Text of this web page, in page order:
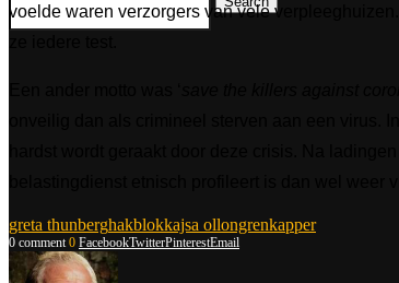
voelde waren verzorgers van vele
greta thunberghakblokkajsa ollongrenkapper
0 comment 0 FacebookTwitterPinterestEmail